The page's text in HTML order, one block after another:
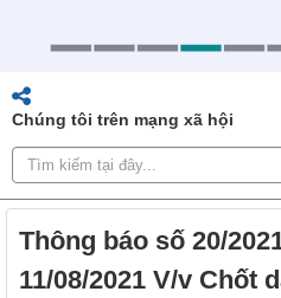
Chúng tôi trên mạng xã hội
Thông báo số 20/
11/08/2021 V/v Chốt